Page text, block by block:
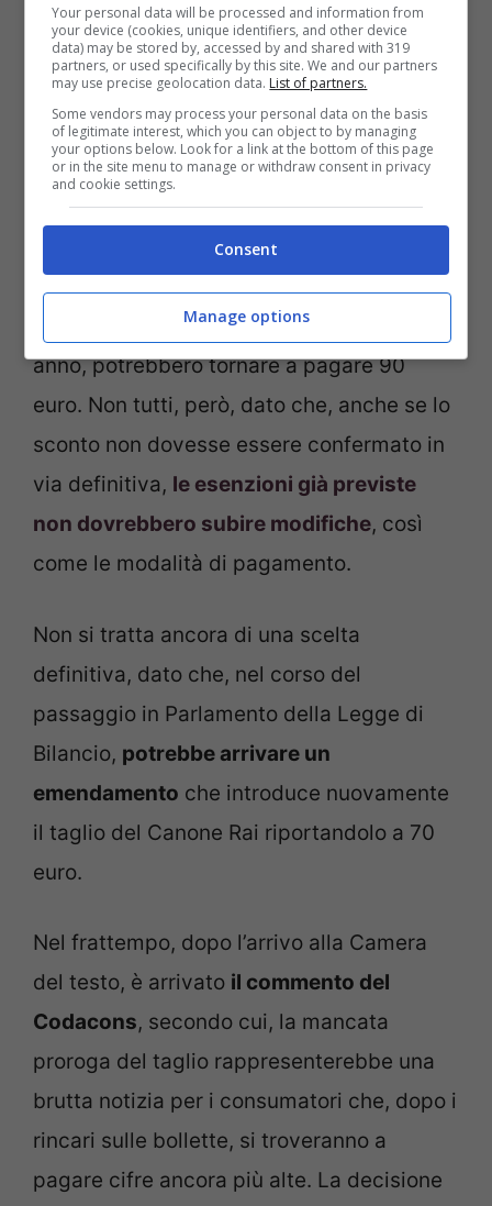
quale sarà l’importo (Foto da Ansa) – Lavocetorino.it
Questo sconto sembrava potesse essere
confermato anche per il 2025, ad
annunciarlo era stato circa 10 giorni fa il
ministro dell’Economia Giancarlo
, durante una conferenza stampa,
ma nel testo della Manovra non è presente.
I cittadini, dunque, durante il prossimo
anno, potrebbero tornare a pagare 90
euro. Non tutti, però, dato che, anche se lo
sconto non dovesse essere confermato in
via definitiva, le esenzioni già previste
non dovrebbero subire modifiche, così
come le modalità di pagamento.
Non si tratta ancora di una scelta
definitiva, dato che, nel corso del
passaggio in Parlamento della Legge di
Bilancio, potrebbe arrivare un
emendamento che introduce nuovamente
il taglio del Canone Rai riportandolo a 70
euro.
Nel frattempo, dopo l’arrivo alla Camera
del testo, è arrivato il commento del
Codacons, secondo cui, la mancata
proroga del taglio rappresenterebbe una
brutta notizia per i consumatori che, dopo i
rincari sulle bollette, si troveranno a
pagare cifre ancora più alte. La decisione
Your personal data will be processed and information from
your device (cookies, unique identifiers, and other device
data) may be stored by, accessed by and shared with 319
partners, or used specifically by this site. We and our partners
may use precise geolocation data. List of partners.
Some vendors may process your personal data on the basis
of legitimate interest, which you can object to by managing
your options below. Look for a link at the bottom of this page
or in the site menu to manage or withdraw consent in privacy
and cookie settings.
Consent
Manage options